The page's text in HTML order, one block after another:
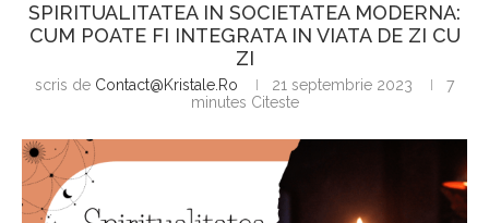
SPIRITUALITATEA IN SOCIETATEA MODERNA:
CUM POATE FI INTEGRATA IN VIATA DE ZI CU
ZI
scris de Contact@kristale.ro 21 septembrie 2023
7
minutes Citeste